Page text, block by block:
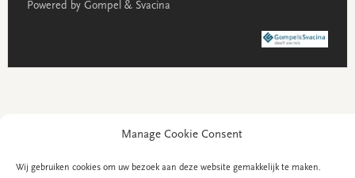
Manage Cookie Consent
Wij gebruiken cookies om uw bezoek aan deze website gemakkelijk te maken.
Powered by Gompel & Svacina